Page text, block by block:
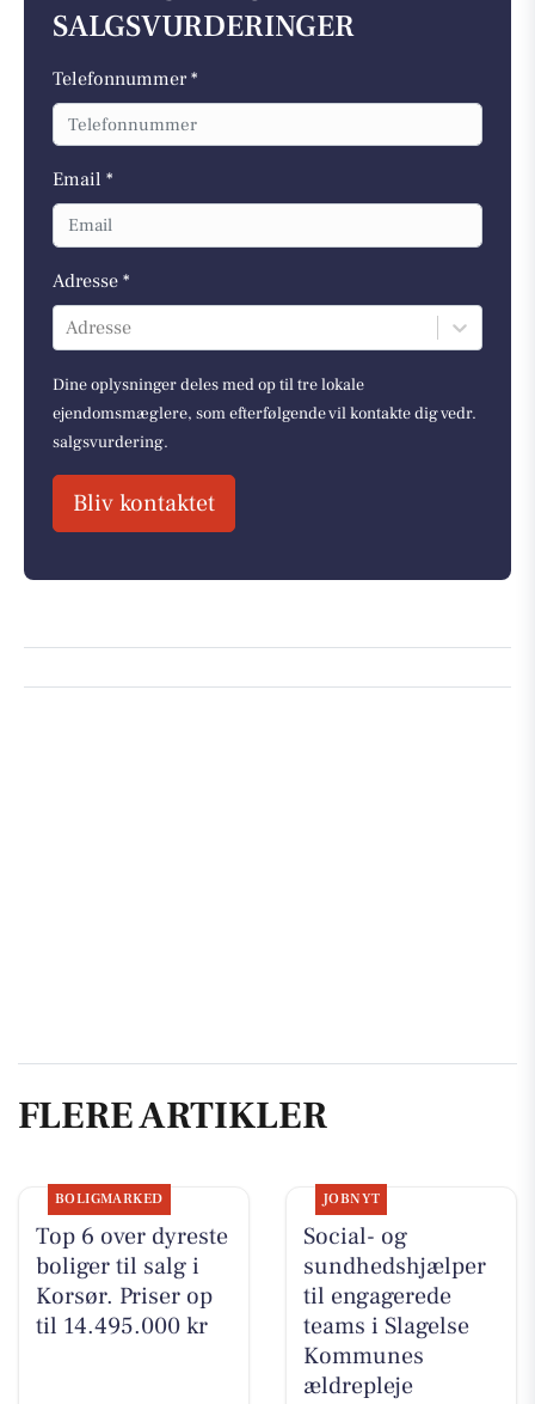
SALGSVURDERINGER
Telefonnummer *
Email *
Adresse *
Adresse
Dine oplysninger deles med op til tre lokale
ejendomsmæglere, som efterfølgende vil kontakte dig vedr.
salgsvurdering.
Bliv kontaktet
FLERE ARTIKLER
BOLIGMARKED
Top 6 over dyreste
boliger til salg i
Korsør. Priser op
til 14.495.000 kr
JOBNYT
Social- og
sundhedshjælper
til engagerede
teams i Slagelse
Kommunes
ældrepleje